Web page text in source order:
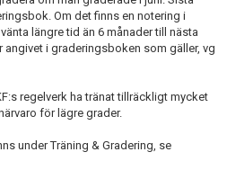
Om det finns en notering i
längre tid än 6 månader till nästa
i graderingsboken som gäller, vg
regelverk ha tränat tillräckligt mycket
för lägre grader.
under Träning & Gradering, se